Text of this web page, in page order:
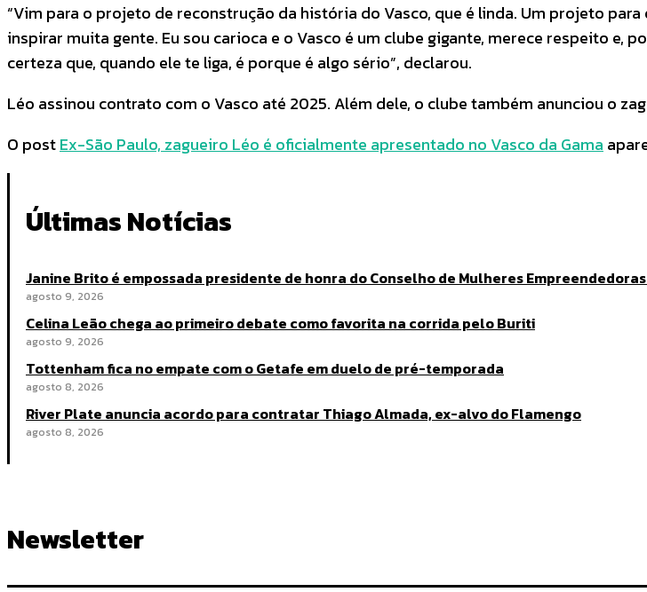
“Vim para o projeto de reconstrução da história do Vasco, que é linda. Um projeto
inspirar muita gente. Eu sou carioca e o Vasco é um clube gigante, merece respeito e,
certeza que, quando ele te liga, é porque é algo sério”, declarou.
Léo assinou contrato com o Vasco até 2025. Além dele, o clube também anunciou o
O postEx-São Paulo, zagueiro Léo é oficialmente apresentado no Vasco da Gama
Últimas Notícias
Janine Brito é empossada presidente de honra do Conselho de Mulheres
agosto 9, 2026
Celina Leão chega ao primeiro debate como favorita na corrida pelo Buriti
agosto 9, 2026
Tottenham fica no empate com o Getafe em duelo de pré-temporada
agosto 8, 2026
River Plate anuncia acordo para contratar Thiago Almada, ex-alvo do Flamengo
agosto 8, 2026
Newsletter